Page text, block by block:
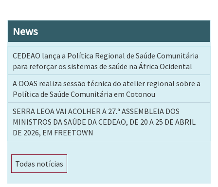
News
CEDEAO lança a Política Regional de Saúde Comunitária
para reforçar os sistemas de saúde na África Ocidental
A OOAS realiza sessão técnica do atelier regional sobre a
Política de Saúde Comunitária em Cotonou
SERRA LEOA VAI ACOLHER A 27.ª ASSEMBLEIA DOS
MINISTROS DA SAÚDE DA CEDEAO, DE 20 A 25 DE ABRIL
DE 2026, EM FREETOWN
Todas notícias